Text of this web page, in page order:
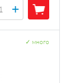
+
много